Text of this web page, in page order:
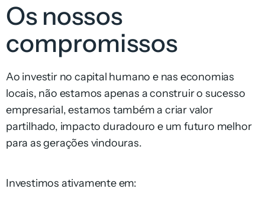
Os nossos
compromissos
Ao investir no capital humano e nas economias
locais, não estamos apenas a construir o sucesso
empresarial,estamos também a criar valor
partilhado, impacto duradouro e um futuro melhor
para as gerações vindouras.
Investimos ativamente em: